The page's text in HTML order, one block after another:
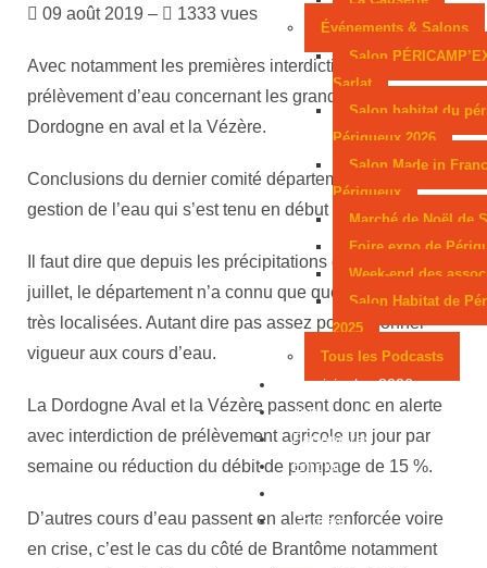
Événements & Salons
Salon
Sarlat
Salon habitat du
Périgueux 2026
Salon Made in
Périgueux
Marché de Noël de
Foire expo de
Week-end des
Salon Habitat de
2025
Tous les Podcasts
Municipales 2026
Jeux
Partenaires
Emploi
Contact
09 août 2019 – 1333 vues
Avec notamment les premières interdictions de
prélèvement d’eau concernant les grands axes, la
Dordogne en aval et la Vézère.
Conclusions du dernier comité départemental de
gestion de l’eau qui s’est tenu en début de semaine.
Il faut dire que depuis les précipitations du 26 et 27
juillet, le département n’a connu que quelques ondées,
très localisées. Autant dire pas assez pour redonner
vigueur aux cours d’eau.
La Dordogne Aval et la Vézère passent donc en alerte
avec interdiction de prélèvement agricole un jour par
semaine ou réduction du débit de pompage de 15 %.
D’autres cours d’eau passent en alerte renforcée voire
en crise, c’est le cas du côté de Brantôme notamment